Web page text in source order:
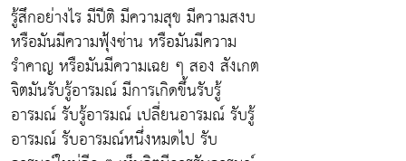
รู้สึกอย่างไร มีปีติ มีความสุข มีความสงบ
หรือมันมีความฟุ้งซ่าน หรือมันมีความ
รำคาญ หรือมันมีความเฉย ๆ สอง สังเกต
จิตมันรับรู้อารมณ์ มีการเกิดขึ้นรับรู้
อารมณ์ รับรู้อารมณ์ เปลี่ยนอารมณ์ รับรู้
อารมณ์ รับอารมณ์หนึ่งหมดไป รับ